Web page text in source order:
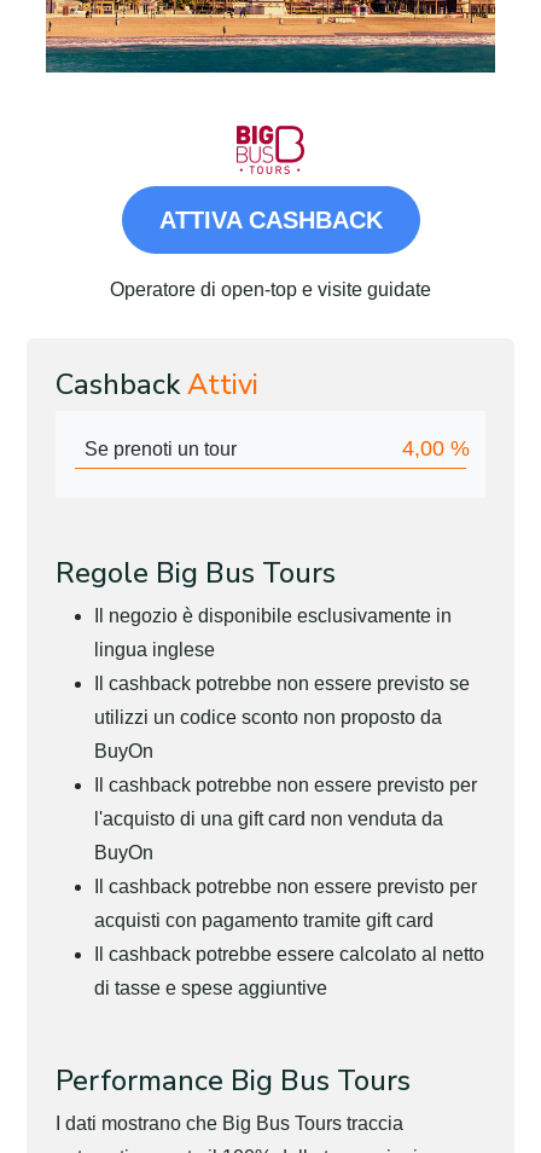
ATTIVA CASHBACK
Operatore di open-top e visite guidate
CashbackAttivi
Se prenoti un tour 4,00 %
Regole Big Bus Tours
Il negozio è disponibile esclusivamente in
lingua inglese
Il cashback potrebbe non essere previsto se
utilizzi un codice sconto non proposto da
BuyOn
Il cashback potrebbe non essere previsto per
l'acquisto di una gift card non venduta da
BuyOn
Il cashback potrebbe non essere previsto per
acquisti con pagamento tramite gift card
Il cashback potrebbe essere calcolato al netto
di tasse e spese aggiuntive
Performance Big Bus Tours
I dati mostrano che Big Bus Tours traccia